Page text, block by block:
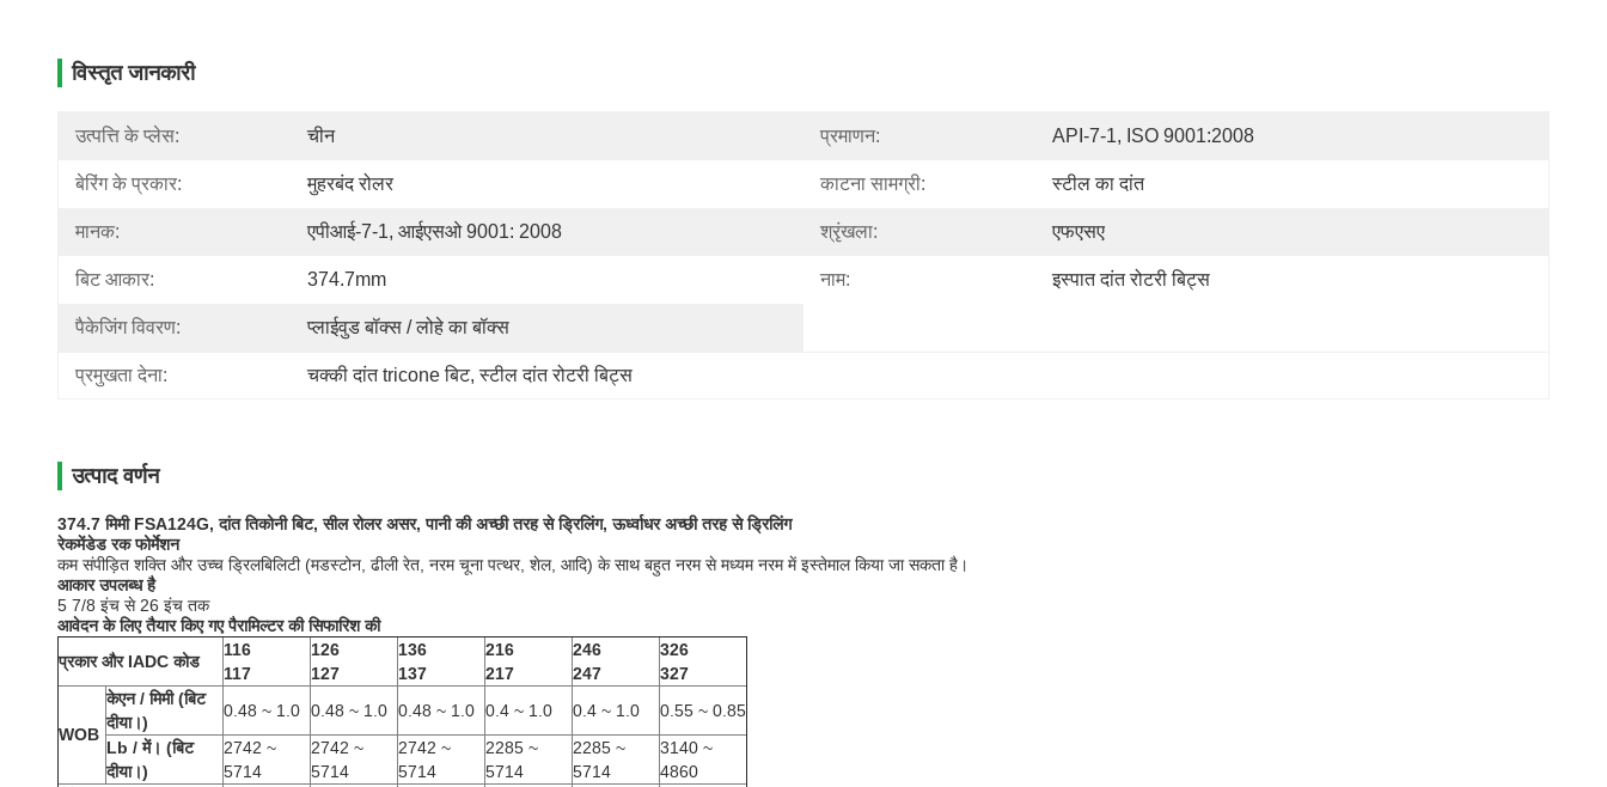
विस्तृत जानकारी
उत्पत्ति के प्लेस: चीन प्रमाणन: API-7-1, ISO 9001:2008
बेरिंग के प्रकार: मुहरबंद रोलर काटना सामग्री: स्टील का दांत
मानक: एपीआई-7-1, आईएसओ 9001: 2008 श्रृंखला: एफएसए
बिट आकार: 374.7mm नाम: इस्पात दांत रोटरी बिट्स
पैकेजिंग विवरण: प्लाईवुड बॉक्स / लोहे का बॉक्स
प्रमुखता देना: चक्की दांत tricone बिट, स्टील दांत रोटरी बिट्स
उत्पाद वर्णन
374.7 मिमी FSA124G, दांत तिकोनी बिट, सील रोलर असर, पानी की अच्छी तरह से ड्रिलिंग, ऊर्ध्वाधर अच्छी तरह से ड्रिलिंग
रेकमेंडेड रक फोर्मेशन
कम संपीड़ित शक्ति और उच्च ड्रिलबिलिटी (मडस्टोन, ढीली रेत, नरम चूना पत्थर, शेल, आदि) के साथ बहुत नरम से मध्यम नरम में इस्तेमाल किया जा सकता है।
आकार उपलब्ध है
5 7/8 इंच से 26 इंच तक
आवेदन के लिए तैयार किए गए पैरामिल्टर की सिफारिश की
प्रकार और IADC कोड
116
117
126
127
136
137
216
217
246
247
326
327
WOB
केएन / मिमी (बिट
दीया।)
0.48 ~ 1.0 0.48 ~ 1.0 0.48 ~ 1.0 0.4 ~ 1.0 0.4 ~ 1.0
0.55 ~ 0.85
Lb / में। (बिट
दीया।)
2742 ~
5714
2742 ~
5714
2742 ~
5714
2285 ~
5714
2285 ~
5714
3140 ~
4860